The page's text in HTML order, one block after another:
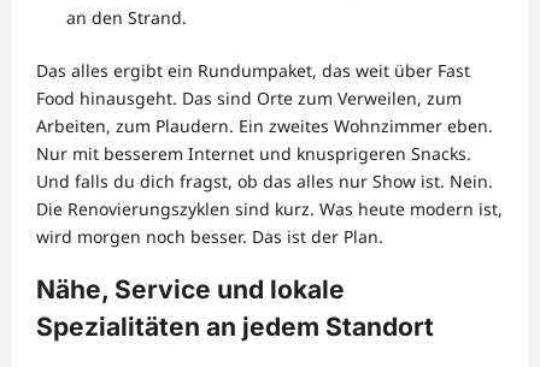
an den Strand.
Das alles ergibt ein Rundumpaket, das weit über Fast
Food hinausgeht. Das sind Orte zum Verweilen, zum
Arbeiten, zum Plaudern. Ein zweites Wohnzimmer eben.
Nur mit besserem Internet und knusprigeren Snacks.
Und falls du dich fragst, ob das alles nur Show ist. Nein.
Die Renovierungszyklen sind kurz. Was heute modern ist,
wird morgen noch besser. Das ist der Plan.
Nähe, Service und lokale
Spezialitäten an jedem Standort